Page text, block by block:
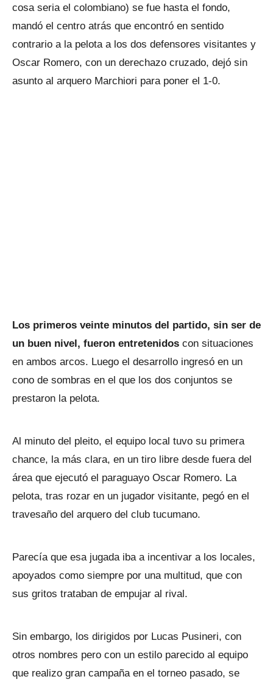
cosa seria el colombiano) se fue hasta el fondo,
mandó el centro atrás que encontró en sentido
contrario a la pelota a los dos defensores visitantes y
Oscar Romero, con un derechazo cruzado, dejó sin
asunto al arquero Marchiori para poner el 1-0.
Los primeros veinte minutos del partido, sin ser de
un buen nivel, fueron entretenidos con situaciones
en ambos arcos. Luego el desarrollo ingresó en un
cono de sombras en el que los dos conjuntos se
prestaron la pelota.
Al minuto del pleito, el equipo local tuvo su primera
chance, la más clara, en un tiro libre desde fuera del
área que ejecutó el paraguayo Oscar Romero. La
pelota, tras rozar en un jugador visitante, pegó en el
travesaño del arquero del club tucumano.
Parecía que esa jugada iba a incentivar a los locales,
apoyados como siempre por una multitud, que con
sus gritos trataban de empujar al rival.
Sin embargo, los dirigidos por Lucas Pusineri, con
otros nombres pero con un estilo parecido al equipo
que realizo gran campaña en el torneo pasado, se